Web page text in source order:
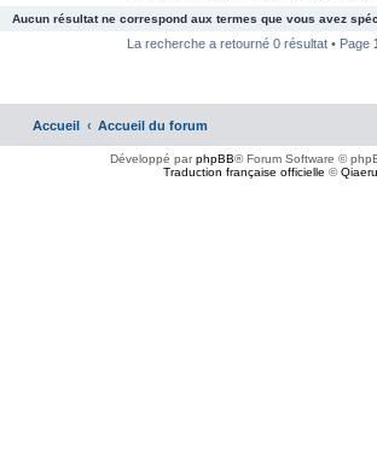
Aucun résultat ne correspond aux termes que vous avez
La recherche a retourné 0 résultat • Page
Accueil Accueil du forum
Développé parphpBB® Forum Software ©
Traduction française officielle ©Qiaeru